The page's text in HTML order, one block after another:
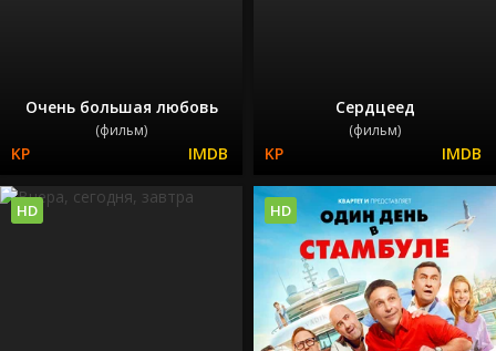
Очень большая любовь
(фильм)
Сердцеед
(фильм)
HD HD